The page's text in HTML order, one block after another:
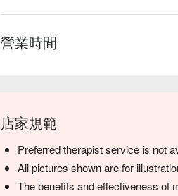
營業時間
店家規範
Preferred therapist service is not
All pictures shown are for
The benefits and effectiveness of